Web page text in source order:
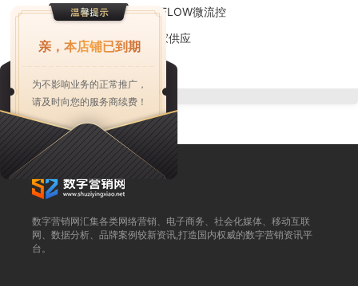
分等，以确保化工生产的稳定和安全。管道和阀门：巡检机器
人可以检查管道和阀门的运行状态，发现可能存在的泄漏和异
常声响，及时进行维修和更换，以避免事故的发生。智能机器
巡检机器人，就选上海洲和智能科技有限公司，用户的信赖之
选，有需要可以联系我司哦！
防爆巡检机器人方案是一种针对工业、民用、
领域的防爆环境设计的巡检机器人，它具有防爆、防尘、防水
人方案主要由以下几个部分组成：防爆四轮差速底盘：机器人
采用防爆四轮差速底盘，能够在各种复杂环境中进行稳定行驶
08 四川生物实验室法国ELVEFLOW微流控
江西怎样选择空调监控厂家供应
10 陕西高速振荡培养箱推荐
数字营销网汇集各类网络营销、电子商务、社会化媒体、移动互联
网、数据分析、品牌案例较新资讯,打造国内权威的数字营销资讯平
台。
亲，本店铺已到期
为不影响业务的正常推广，
请及时向您的服务商续费！